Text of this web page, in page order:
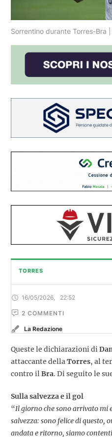
Sorrentino durante Torres-Bra
TORRES
16/05/2026 22:52
2 COMMENTI
La Redazione
Queste le dichiarazioni di
attaccante dellaTorres, al
contro ilBra. Di seguito le
Sulla salvezza e il gol
“Il giorno che sono arrivato mi
salvezza: sono felice di questo,
andata e ritorno, siamo